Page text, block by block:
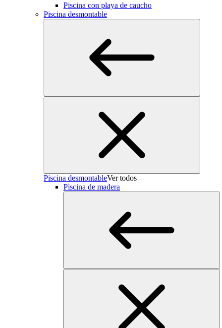
Piscina con playa de caucho
Piscina desmontable
Piscina desmontableVer todos
Piscina de madera